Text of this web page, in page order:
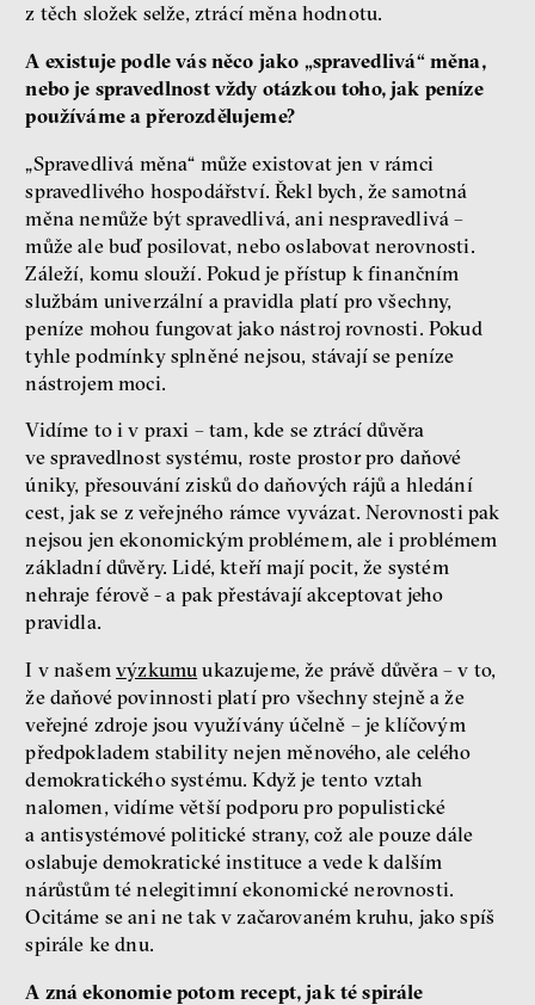
z těch složek selže, ztrácí měna hodnotu.
A existuje podle vás něco jako „spravedlivá“ měna,
nebo je spravedlnost vždy otázkou toho, jak peníze
používáme a přerozdělujeme?
„Spravedlivá měna“ může existovat jen v rámci
spravedlivého hospodářství. Řekl bych, že samotná
měna nemůže být spravedlivá, ani nespravedlivá –
může ale buď posilovat, nebo oslabovat nerovnosti.
Záleží, komu slouží. Pokud je přístup k finančním
službám univerzální a pravidla platí pro všechny,
peníze mohou fungovat jako nástroj rovnosti. Pokud
tyhle podmínky splněné nejsou, stávají se peníze
nástrojem moci.
Vidíme to i v praxi – tam, kde se ztrácí důvěra
ve spravedlnost systému, roste prostor pro daňové
úniky, přesouvání zisků do daňových rájů a hledání
cest, jak se z veřejného rámce vyvázat. Nerovnosti pak
nejsou jen ekonomickým problémem, ale i problémem
základní důvěry. Lidé, kteří mají pocit, že systém
nehraje férově - a pak přestávají akceptovat jeho
pravidla.
I v našemvýzkumu ukazujeme, že právě důvěra – v to,
že daňové povinnosti platí pro všechny stejně a že
veřejné zdroje jsou využívány účelně – je klíčovým
předpokladem stability nejen měnového, ale celého
demokratického systému. Když je tento vztah
nalomen, vidíme větší podporu pro populistické
a antisystémové politické strany, což ale pouze dále
oslabuje demokratické instituce a vede k dalším
nárůstům té nelegitimní ekonomické nerovnosti.
Ocitáme se ani ne tak v začarovaném kruhu, jako spíš
spirále ke dnu.
A zná ekonomie potom recept, jak té spirále